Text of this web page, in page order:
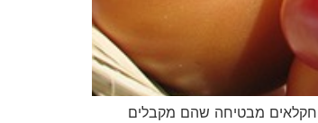
מבטיחה שהם מקבלים